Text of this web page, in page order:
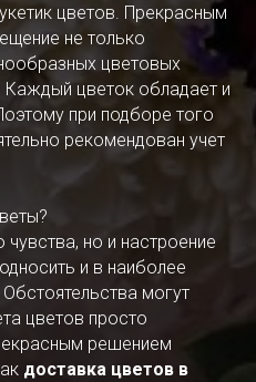
цветов. Прекрасным
не только
цветовых
Каждый цветок обладает и
при подборе того
рекомендован учет
но и настроение
и в наиболее
могут
цветов просто
решением
доставка цветов в